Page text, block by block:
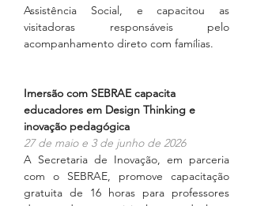
Assistência Social, e capacitou as
visitadoras responsáveis pelo
acompanhamento direto com famílias.
Imersão com SEBRAE capacita
educadores em Design Thinking e
inovação pedagógica
27 de maio e 3 de junho de 2026
A Secretaria de Inovação, em parceria
com o SEBRAE, promove capacitação
gratuita de 16 horas para professores